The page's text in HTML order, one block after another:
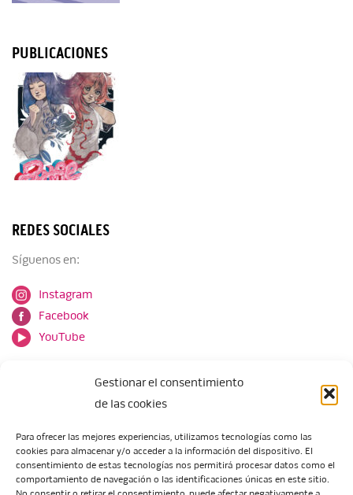
Gestionar el consentimiento
de las cookies
Para ofrecer las mejores experiencias, utilizamos tecnologías como las
cookies para almacenar y/o acceder a la información del dispositivo. El
consentimiento de estas tecnologías nos permitirá procesar datos como el
comportamiento de navegación o las identificaciones únicas en este sitio.
PUBLICACIONES
REDES SOCIALES
Síguenos en:
Instagram
Facebook
YouTube
Escuela de Arte de Zaragoza
María Zambrano, 5